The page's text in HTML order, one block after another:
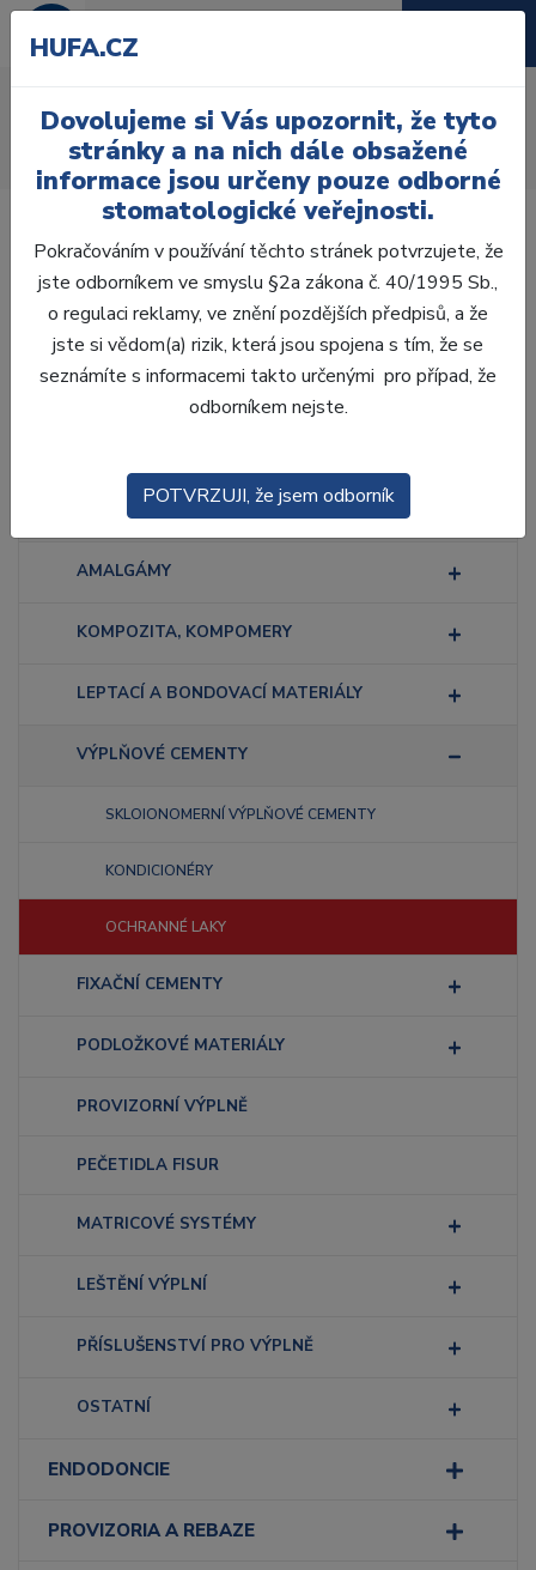
Úvod Ordinace Výplně
Výplňové cementy
Ochranné laky
Laboratoř
Ordinace
AMALGÁMY
KOMPOZITA, KOMPOMERY
LEPTACÍ A BONDOVACÍ MATERIÁLY
VÝPLŇOVÉ CEMENTY
SKLOIONOMERNÍ VÝPLŇOVÉ CEMENTY
KONDICIONÉRY
OCHRANNÉ LAKY
FIXAČNÍ CEMENTY
PODLOŽKOVÉ MATERIÁLY
PROVIZORNÍ VÝPLNĚ
PEČETIDLA FISUR
MATRICOVÉ SYSTÉMY
LEŠTĚNÍ VÝPLNÍ
PŘÍSLUŠENSTVÍ PRO VÝPLNĚ
OSTATNÍ
ENDODONCIE
PROVIZORIA A REBAZE
HUFA.CZ
Dovolujeme si Vás upozornit, že tyto
stránky a na nich dále obsažené
informace jsou určeny pouze odborné
stomatologické veřejnosti.
Pokračováním v používání těchto stránek potvrzujete, že
jste odborníkem ve smyslu §2a zákona č. 40/1995 Sb.,
o regulaci reklamy, ve znění pozdějších předpisů, a že
jste si vědom(a) rizik, která jsou spojena s tím, že se
seznámíte s informacemi takto určenými pro případ, že
odborníkem nejste.
POTVRZUJI, že jsem odborník